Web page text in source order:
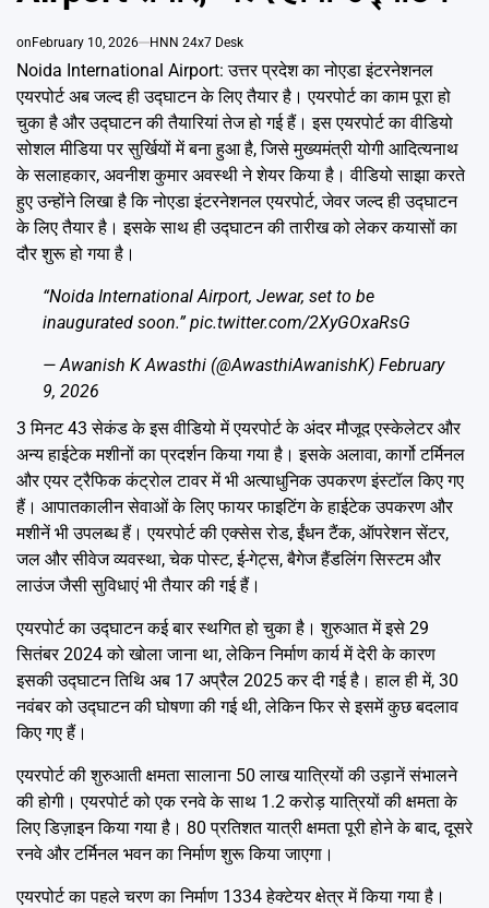
onFebruary 10, 2026 HNN 24x7 Desk
Noida International Airport: उत्तर प्रदेश का नोएडा इंटरनेशनल
एयरपोर्ट अब जल्द ही उद्घाटन के लिए तैयार है। एयरपोर्ट का काम पूरा हो
चुका है और उद्घाटन की तैयारियां तेज हो गई हैं। इस एयरपोर्ट का वीडियो
सोशल मीडिया पर सुर्खियों में बना हुआ है, जिसे मुख्यमंत्री योगी आदित्यनाथ
के सलाहकार, अवनीश कुमार अवस्थी ने शेयर किया है। वीडियो साझा करते
हुए उन्होंने लिखा है कि नोएडा इंटरनेशनल एयरपोर्ट, जेवर जल्द ही उद्घाटन
के लिए तैयार है। इसके साथ ही उद्घाटन की तारीख को लेकर कयासों का
दौर शुरू हो गया है।
“Noida International Airport, Jewar, set to be
inaugurated soon.”pic.twitter.com/2XyGOxaRsG
— Awanish K Awasthi (@AwasthiAwanishK) February
9, 2026
3 मिनट 43 सेकंड के इस वीडियो में एयरपोर्ट के अंदर मौजूद एस्केलेटर और
अन्य हाईटेक मशीनों का प्रदर्शन किया गया है। इसके अलावा, कार्गो टर्मिनल
और एयर ट्रैफिक कंट्रोल टावर में भी अत्याधुनिक उपकरण इंस्टॉल किए गए
हैं। आपातकालीन सेवाओं के लिए फायर फाइटिंग के हाईटेक उपकरण और
मशीनें भी उपलब्ध हैं। एयरपोर्ट की एक्सेस रोड, ईंधन टैंक, ऑपरेशन सेंटर,
जल और सीवेज व्यवस्था, चेक पोस्ट, ई-गेट्स, बैगेज हैंडलिंग सिस्टम और
लाउंज जैसी सुविधाएं भी तैयार की गई हैं।
एयरपोर्ट का उद्घाटन कई बार स्थगित हो चुका है। शुरुआत में इसे 29
सितंबर 2024 को खोला जाना था, लेकिन निर्माण कार्य में देरी के कारण
इसकी उद्घाटन तिथि अब 17 अप्रैल 2025 कर दी गई है। हाल ही में, 30
नवंबर को उद्घाटन की घोषणा की गई थी, लेकिन फिर से इसमें कुछ बदलाव
किए गए हैं।
एयरपोर्ट की शुरुआती क्षमता सालाना 50 लाख यात्रियों की उड़ानें संभालने
की होगी। एयरपोर्ट को एक रनवे के साथ 1.2 करोड़ यात्रियों की क्षमता के
लिए डिज़ाइन किया गया है। 80 प्रतिशत यात्री क्षमता पूरी होने के बाद, दूसरे
रनवे और टर्मिनल भवन का निर्माण शुरू किया जाएगा।
एयरपोर्ट का पहले चरण का निर्माण 1334 हेक्टेयर क्षेत्र में किया गया है।